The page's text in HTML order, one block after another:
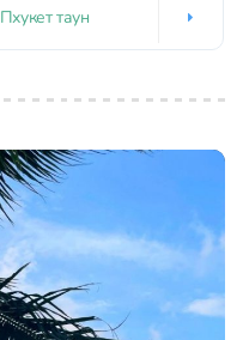
Пхукет таун